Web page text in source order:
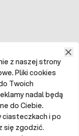
z naszej strony
Pliki cookies
Twoich
nadal będą
do Ciebie.
ciasteczkach i po
się zgodzić.